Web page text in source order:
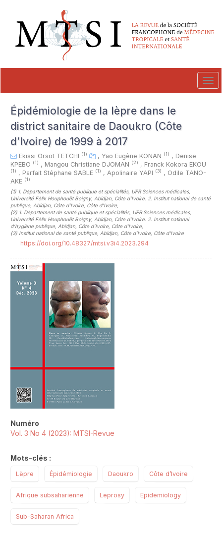
##plugins.themes.novelty.accessible_menu.main_navigation##
##plugins.themes.novelty.accessible_menu.main_content##
##plugins.themes.novelty.accessible_menu.sidebar##
Épidémiologie de la lèpre dans le
district sanitaire de Daoukro (Côte
d’Ivoire) de 1999 à 2017
Ekissi Orsot TETCHI (1) , Yao Eugène KONAN (1) , Denise
KPEBO (1) , Mangou Christiane DJOMAN (2) , Franck Kokora EKOU
(1) , Parfait Stéphane SABLE (1) , Apolinaire YAPI (3) , Odile TANO-
AKE (1)
(1) 1. Département de santé publique et spécialités, UFR Sciences médicales,
Université Félix Houphouët Boigny, Abidjan, Côte d’Ivoire. 2. Institut national de santé
publique, Abidjan, Côte d’Ivoire, Côte d'Ivoire,
(2) 1. Département de santé publique et spécialités, UFR Sciences médicales,
Université Félix Houphouët Boigny, Abidjan, Côte d’Ivoire. 2. Institut national
d’hygiène publique, Abidjan, Côte d’Ivoire, Côte d'Ivoire,
(3) Institut national de santé publique, Abidjan, Côte d’Ivoire, Côte d'Ivoire
https://doi.org/10.48327/mtsi.v3i4.2023.294
Numéro
Vol. 3 No 4 (2023): MTSI-Revue
Mots-clés :
Lèpre Épidémiologie Daoukro Côte d’Ivoire
Afrique subsaharienne Leprosy Epidemiology
Sub-Saharan Africa